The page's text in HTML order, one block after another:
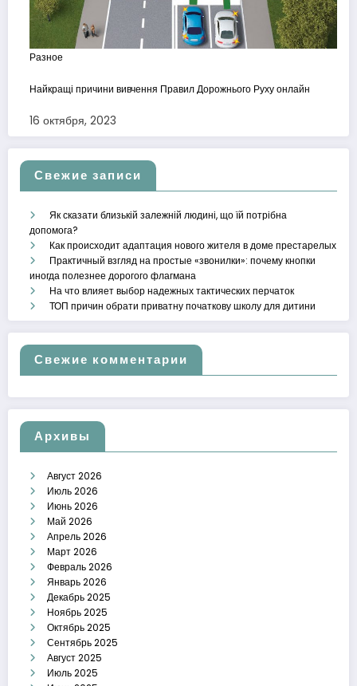
Разное
Найкращі причини вивчення Правил Дорожнього Руху онлайн
16 октября, 2023
Свежие записи
Як сказати близькій залежній людині, що їй потрібна
допомога?
Как происходит адаптация нового жителя в доме престарелых
Практичный взгляд на простые «звонилки»: почему кнопки
иногда полезнее дорогого флагмана
На что влияет выбор надежных тактических перчаток
ТОП причин обрати приватну початкову школу для дитини
Свежие комментарии
Архивы
Август 2026
Июль 2026
Июнь 2026
Май 2026
Апрель 2026
Март 2026
Февраль 2026
Январь 2026
Декабрь 2025
Ноябрь 2025
Октябрь 2025
Сентябрь 2025
Август 2025
Июль 2025